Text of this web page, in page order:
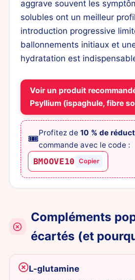
aggrave souvent les
solubles ont un meilleur
introduction progressive
ballonnements initiaux et
hydratation est
Voir un produit
Psyllium (ispaghule, fibre
🎟️Profitez de10 % de
commande avec le code :
BMOOVE10 Copier
Compléments
écartés (et
L-glutamine